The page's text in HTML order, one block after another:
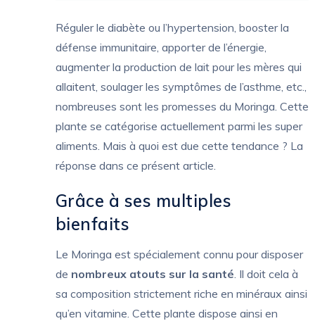
Réguler le diabète ou l’hypertension, booster la
défense immunitaire, apporter de l’énergie,
augmenter la production de lait pour les mères qui
allaitent, soulager les symptômes de l’asthme, etc.,
nombreuses sont les promesses du Moringa. Cette
plante se catégorise actuellement parmi les super
aliments. Mais à quoi est due cette tendance ? La
réponse dans ce présent article.
Grâce à ses multiples
bienfaits
Le Moringa est spécialement connu pour disposer
de nombreux atouts sur la santé . Il doit cela à
sa composition strictement riche en minéraux ainsi
qu’en vitamine. Cette plante dispose ainsi en